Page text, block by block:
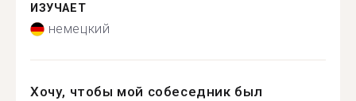
ИЗУЧАЕТ
немецкий
Хочу, чтобы мой собеседник был